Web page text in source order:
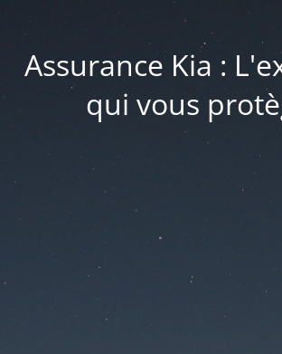
Assurance Kia :
qui vous